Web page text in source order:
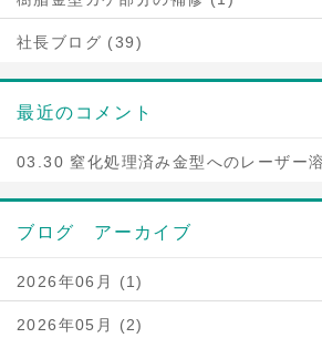
社長ブログ (39)
最近のコメント
03.30 窒化処理済み金型へのレーザー
ブログ アーカイブ
2026年06月 (1)
2026年05月 (2)